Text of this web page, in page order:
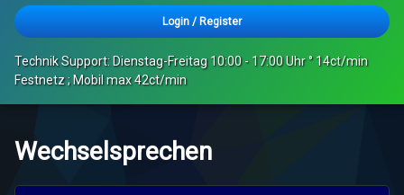
Login / Register
Technik Support: Dienstag-Freitag 10:00 - 17:00 Uhr ° 14ct/min
Festnetz ; Mobil max 42ct/min
Wechselsprechen